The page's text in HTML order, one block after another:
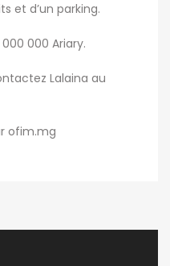
et d’un parking.
000 Ariary.
Lalaina au
ofim.mg